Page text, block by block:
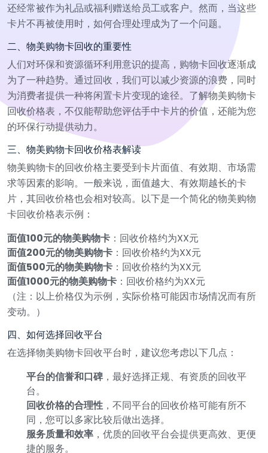
还经常被作为礼品或福利赠送给员工或客户。然而，当这些
卡片不再被使用时，如何合理处理成为了一个问题。
二、物美购物卡回收的重要性
人们对环保和资源循环利用意识的提高，购物卡回收逐渐成
为了一种趋势。通过回收，我们可以减少资源的浪费，同时
为消费者提供一种将闲置卡片变现的途径。了解物美购物卡
回收价格表，不仅能帮助您评估手中卡片的价值，还能为您
的环保行动提供动力。
三、物美购物卡回收价格表解读
物美购物卡的回收价格主要受到卡片面值、有效期、市场需
求等因素的影响。一般来说，面值越大、有效期越长的卡
片，其回收价格也会相对较高。以下是一个简化的物美购物
卡回收价格表示例：
面值100元的物美购物卡 ：回收价格约为XX元
面值200元的物美购物卡 ：回收价格约为XX元
面值500元的物美购物卡 ：回收价格约为XX元
面值1000元的物美购物卡 ：回收价格约为XX元
（注：以上价格仅为示例，实际价格可能因市场情况而有所
变动。）
四、如何选择回收平台
在选择物美购物卡回收平台时，建议您考虑以下几点：
平台的信誉和口碑，最好选择正规、有资质的回收平
台。
回收价格的合理性 ，不同平台的回收价格可能有所不
同，您可以多家比较后做出选择。
服务质量和效率 ，优质的回收平台会提供更高效、更便
捷的服务。